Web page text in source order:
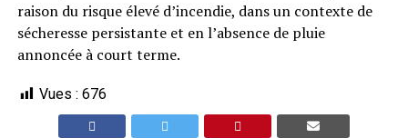
raison du risque élevé d’incendie, dans un contexte de
sécheresse persistante et en l’absence de pluie
annoncée à court terme.
Vues : 676